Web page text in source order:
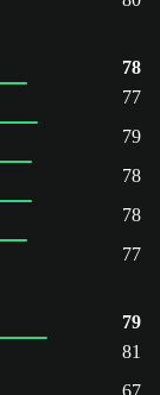
78
77
79
78
78
77
79
81
67